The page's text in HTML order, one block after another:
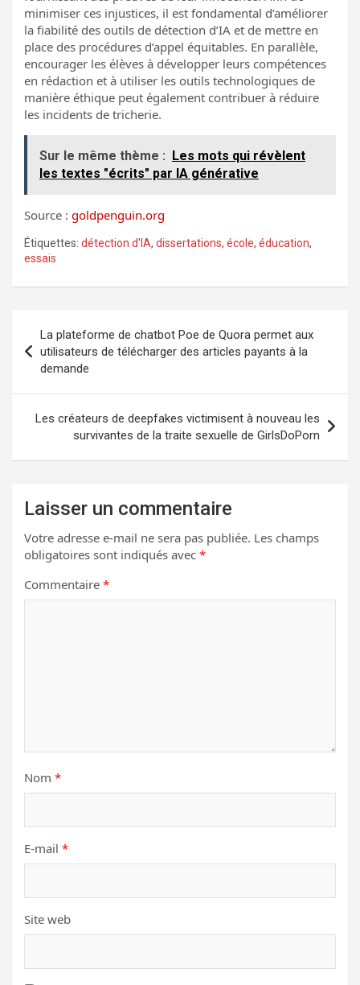
minimiser ces injustices, il est fondamental d’améliorer
la fiabilité des outils de détection d’IA et de mettre en
place des procédures d’appel équitables. En parallèle,
encourager les élèves à développer leurs compétences
en rédaction et à utiliser les outils technologiques de
manière éthique peut également contribuer à réduire
les incidents de tricherie.
Sur le même thème : Les mots qui révèlent
les textes "écrits" par IA générative
Source : goldpenguin.org
Étiquettes: détection d'IA, dissertations, école, éducation,
essais
de
l’article
La plateforme de chatbot Poe de Quora permet aux
utilisateurs de télécharger des articles payants à la
demande
Les créateurs de deepfakes victimisent à nouveau les
survivantes de la traite sexuelle de GirlsDoPorn
Laisser un commentaire
Votre adresse e-mail ne sera pas publiée. Les champs
obligatoires sont indiqués avec *
Commentaire *
Nom *
E-mail *
Site web